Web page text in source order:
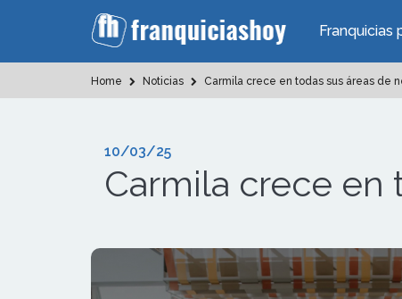
Franquicias
Home Noticias Carmila crece en todas sus áreas de
10/03/25
Carmila crece en